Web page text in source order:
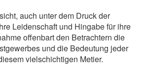
auch unter dem Druck der
Leidenschaft und Hingabe für ihre
offenbart den Betrachtern die
und die Bedeutung jeder
vielschichtigen Metier.